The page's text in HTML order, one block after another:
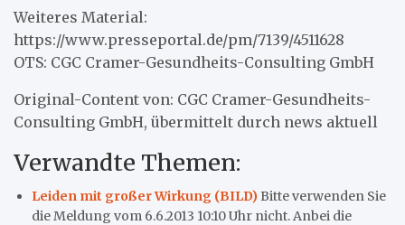
Weiteres Material:
https://www.presseportal.de/pm/7139/4511628
OTS: CGC Cramer-Gesundheits-Consulting GmbH
Original-Content von: CGC Cramer-Gesundheits-
Consulting GmbH, übermittelt durch news aktuell
Verwandte Themen:
Leiden mit großer Wirkung (BILD)Bitte verwenden Sie
die Meldung vom 6.6.2013 10:10 Uhr nicht. Anbei die